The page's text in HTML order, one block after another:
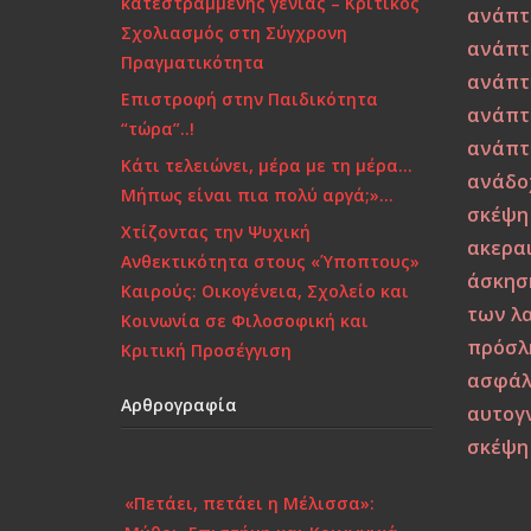
Σχολιασμός στη Σύγχρονη
Πραγματικότητα
Επιστροφή στην Παιδικότητα
“τώρα”..!
Κάτι τελειώνει, μέρα με τη μέρα…
Μήπως είναι πια πολύ αργά;»…
Χτίζοντας την Ψυχική
Ανθεκτικότητα στους «Ύποπτους»
Καιρούς: Οικογένεια, Σχολείο και
Κοινωνία σε Φιλοσοφική και
Κριτική Προσέγγιση
Αρθρογραφία
Μύθοι, Επιστήμη και Κοινωνικά
σκέψη
των
σκέψη